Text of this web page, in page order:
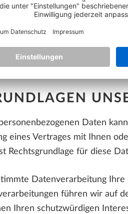
erreichen Sie unter
Daten
eines Vertrages mit Ihnen
Rechtsgrundlage für diese
Datenverarbeitung Ihre
führen wir auf
Ihren schutzwürdigen